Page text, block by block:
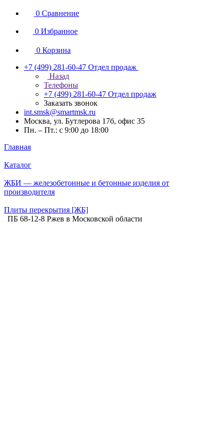
0 Сравнение
0 Избранное
0 Корзина
+7 (499) 281-60-47 Отдел продаж
Назад
Телефоны
+7 (499) 281-60-47 Отдел продаж
Заказать звонок
int.smsk@smartmsk.ru
Москва, ул. Бутлерова 17б, офис 35
Пн. – Пт.: с 9:00 до 18:00
Главная
Каталог
ЖБИ — железобетонные и бетонные изделия от
производителя
Плиты перекрытия [ЖБ]
ПБ 68-12-8 Ржев в Московской области